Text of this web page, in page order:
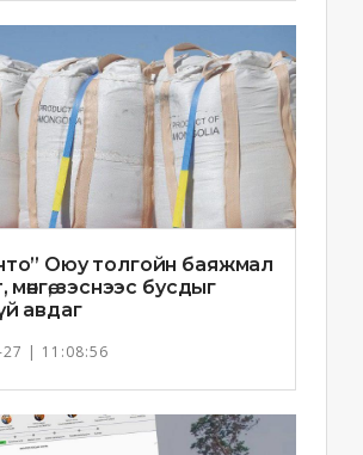
Оюу толгойн баяжмал
мөнгө, зэснээс бусдыг
авдаг
27 | 11:08:56